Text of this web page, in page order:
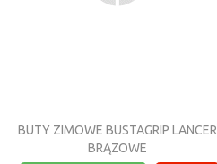
BUTY ZIMOWE BUSTAGRIP LANCER
BRĄZOWE